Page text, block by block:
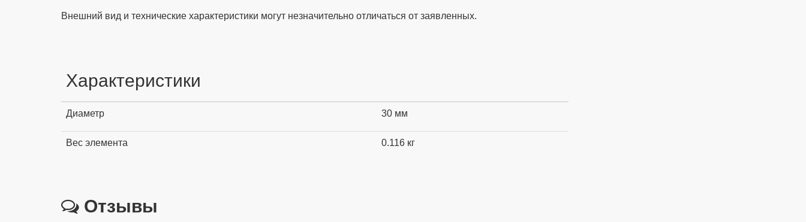
Внешний вид и технические характеристики могут незначительно отличаться от заявленных.
Характеристики
Диаметр 30 мм
Вес элемента 0.116 кг
Отзывы